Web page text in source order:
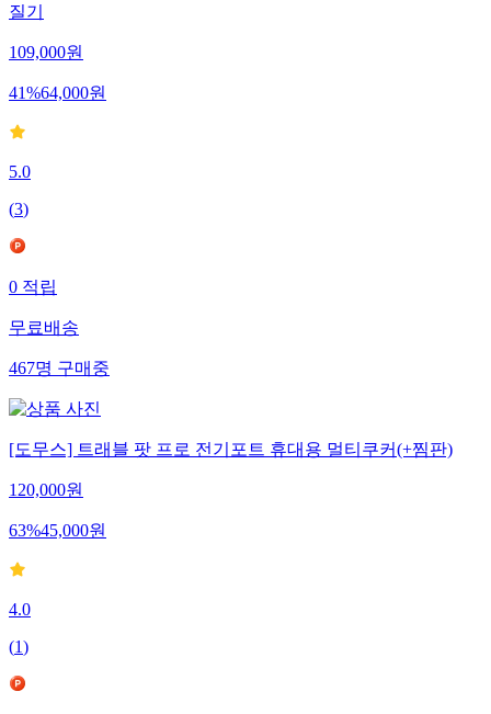
질기
109,000원
41%64,000원
5.0
(3)
0 적립
무료배송
467명 구매중
[도무스] 트래블 팟 프로 전기포트 휴대용 멀티쿠커(+찜판)
120,000원
63%45,000원
4.0
(1)